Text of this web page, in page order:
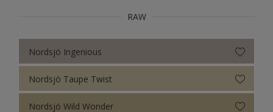
RAW
Nordsjö Ingenious
Nordsjö Taupe Twist
Nordsjö Wild Wonder